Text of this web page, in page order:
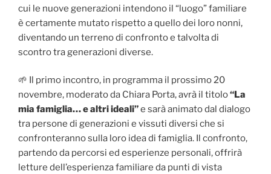
cui le nuove generazioni intendono il “luogo” familiare
è certamente mutato rispetto a quello dei loro nonni,
diventando un terreno di confronto e talvolta di
scontro tra generazioni diverse.
🌱 Il primo incontro, in programma il prossimo 20
novembre, moderato da Chiara Porta, avrà il titolo“La
mia famiglia… e altri ideali”e sarà animato dal dialogo
tra persone di generazioni e vissuti diversi che si
confronteranno sulla loro idea di famiglia. Il confronto,
partendo da percorsi ed esperienze personali, offrirà
letture dell’esperienza familiare da punti di vista